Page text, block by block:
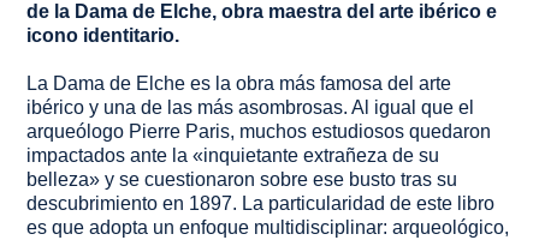
de la Dama de Elche, obra maestra del arte ibérico e
icono identitario.
La Dama de Elche es la obra más famosa del arte
ibérico y una de las más asombrosas. Al igual que el
arqueólogo Pierre Paris, muchos estudiosos quedaron
impactados ante la «inquietante extrañeza de su
belleza» y se cuestionaron sobre ese busto tras su
descubrimiento en 1897. La particularidad de este libro
es que adopta un enfoque multidisciplinar: arqueológico,